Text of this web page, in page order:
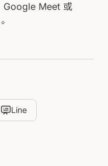
Google Meet 或
Line